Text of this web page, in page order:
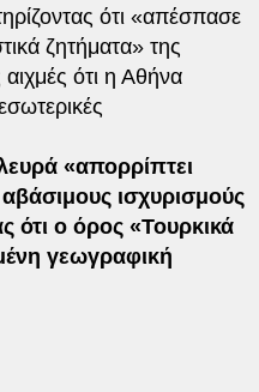
ότι «απέσπασε
ζητήματα» της
ότι η Αθήνα
«απορρίπτει
ισχυρισμούς
ότι ο όρος «Τουρκικά
γεωγραφική